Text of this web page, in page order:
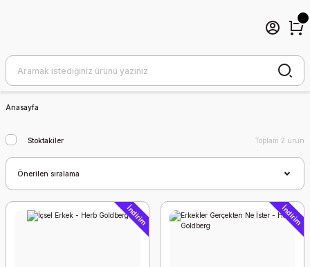
Anasayfa
Stoktakiler Toplam 2 ürün
İndirim İndirim